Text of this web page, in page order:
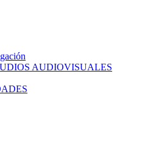
AUDIOVISUALES